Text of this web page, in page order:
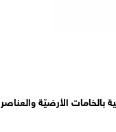
بالخامات الأرضيّة والعناصر